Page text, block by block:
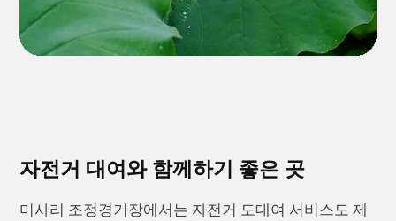
자전거 대여와 함께하기 좋은 곳
미사리 조정경기장에서는 자전거 도대여 서비스도 제